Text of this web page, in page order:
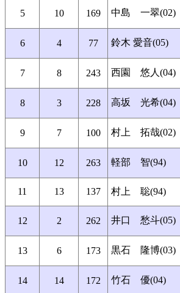
5 10 169 中島 一翠(02)
6 4 77 鈴木 愛音(05)
7 8 243 西園 悠人(04)
8 3 228 高坂 光希(04)
9 7 100 村上 拓哉(02)
10 12 263 軽部 智(94)
11 13 137 村上 聡(94)
12 2 262 井口 愁斗(05)
13 6 173 黒石 隆博(03)
14 14 172 竹石 優(04)